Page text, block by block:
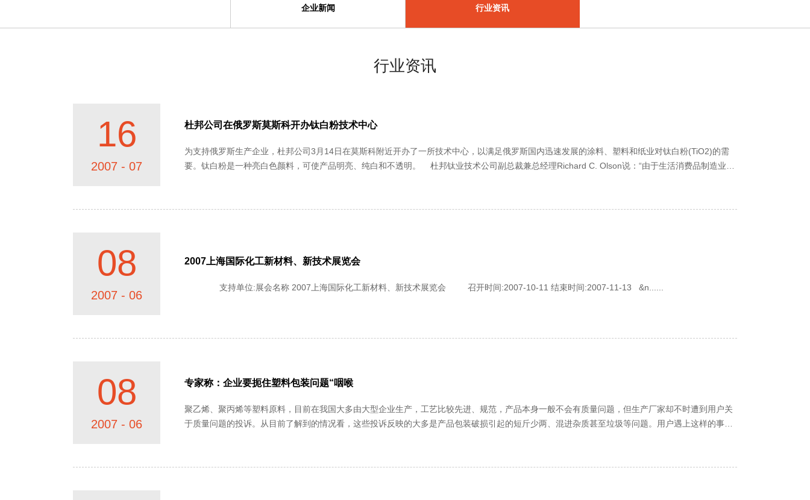
企业新闻 行业资讯
行业资讯
16
2007 - 07
杜邦公司在俄罗斯莫斯科开办钛白粉技术中心
为支持俄罗斯生产企业，杜邦公司3月14日在莫斯科附近开办了一所技术中心，以满足俄罗斯国内迅速发展的涂料、塑料和纸业对钛白粉(TiO2)的需
要。钛白粉是一种亮白色颜料，可使产品明亮、纯白和不透明。 杜邦钛业技术公司副总裁兼总经理Richard C. Olson说：“由于生活消费品制造业的
08
2007 - 06
2007上海国际化工新材料、新技术展览会
支持单位:展会名称 2007上海国际化工新材料、新技术展览会 召开时间:2007-10-11 结束时间:2007-11-13 &n......
08
2007 - 06
专家称：企业要扼住塑料包装问题“咽喉
聚乙烯、聚丙烯等塑料原料，目前在我国大多由大型企业生产，工艺比较先进、规范，产品本身一般不会有质量问题，但生产厂家却不时遭到用户关
于质量问题的投诉。从目前了解到的情况看，这些投诉反映的大多是产品包装破损引起的短斤少两、混进杂质甚至垃圾等问题。用户遇上这样的事当